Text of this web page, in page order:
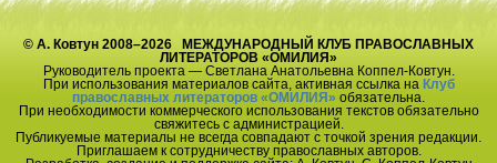
© А. Ковтун 2008–2026 МЕЖДУНАРОДНЫЙ КЛУБ ПРАВОСЛАВНЫХ
ЛИТЕРАТОРОВ «ОМИЛИЯ»
Руководитель проекта — Светлана Анатольевна Коппел-Ковтун.
При использования материалов сайта, активная ссылка на Клуб
православных литераторов «ОМИЛИЯ» обязательна.
При необходимости коммерческого использования текстов обязательно
свяжитесь с администрацией.
Публикуемые материалы не всегда совпадают с точкой зрения редакции.
Приглашаем к сотрудничеству православных авторов.